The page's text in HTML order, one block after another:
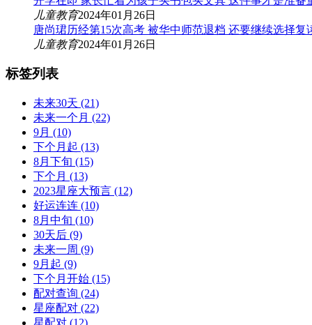
儿童教育2024年01月26日
唐尚珺历经第15次高考 被华中师范退档 还要继续选择复
儿童教育2024年01月26日
标签列表
未来30天 (21)
未来一个月 (22)
9月 (10)
下个月起 (13)
8月下旬 (15)
下个月 (13)
2023星座大预言 (12)
好运连连 (10)
8月中旬 (10)
30天后 (9)
未来一周 (9)
9月起 (9)
下个月开始 (15)
配对查询 (24)
星座配对 (22)
星配对 (12)